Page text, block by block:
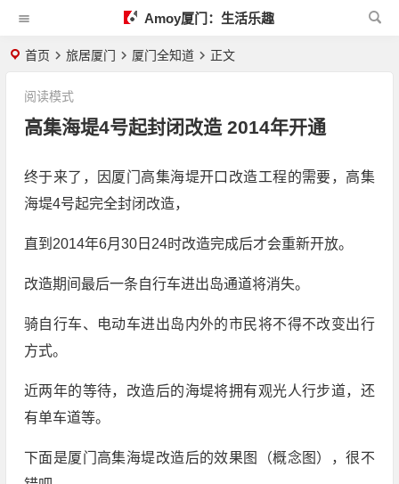
Amoy厦门：生活乐趣
首页 旅居厦门 厦门全知道 正文
高集海堤4号起封闭改造 2014年开通
阅读模式
终于来了，因厦门高集海堤开口改造工程的需要，高集
海堤4号起完全封闭改造，
直到2014年6月30日24时改造完成后才会重新开放。
改造期间最后一条自行车进出岛通道将消失。
骑自行车、电动车进出岛内外的市民将不得不改变出行
方式。
近两年的等待，改造后的海堤将拥有观光人行步道，还
有单车道等。
下面是厦门高集海堤改造后的效果图（概念图），很不